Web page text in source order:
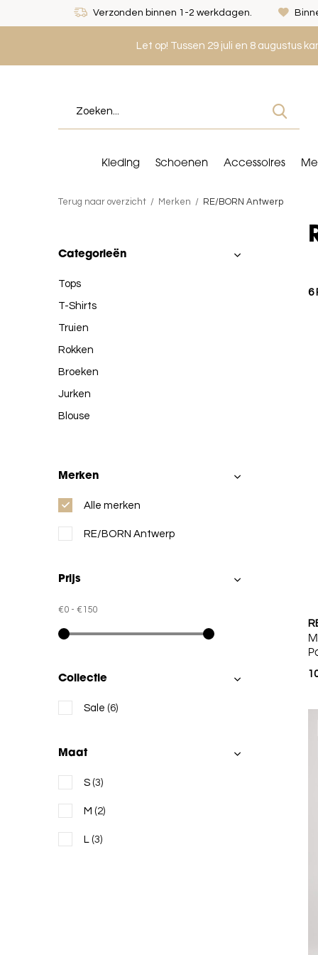
Let op! Tussen 29 juli en 8 augustus
Kleding Schoenen Accessoires
Verzonden binnen 1-2 werkdagen.
Terug naar overzicht Merken RE/BORN Antwerp
6
Categorieën
Tops
T-Shirts
Truien
Rokken
Broeken
Jurken
Blouse
Merken
Alle merken
RE/BORN Antwerp
Prijs
€0 - €150
Collectie
Sale (6)
Maat
S (3)
M (2)
L (3)